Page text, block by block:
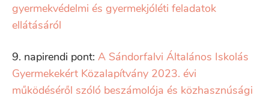
gyermekvédelmi és gyermekjóléti feladatok
ellátásáról
9. napirendi pont: A Sándorfalvi Általános Iskolás
Gyermekekért Közalapítvány 2023. évi
működéséről szóló beszámolója és közhasznúsági